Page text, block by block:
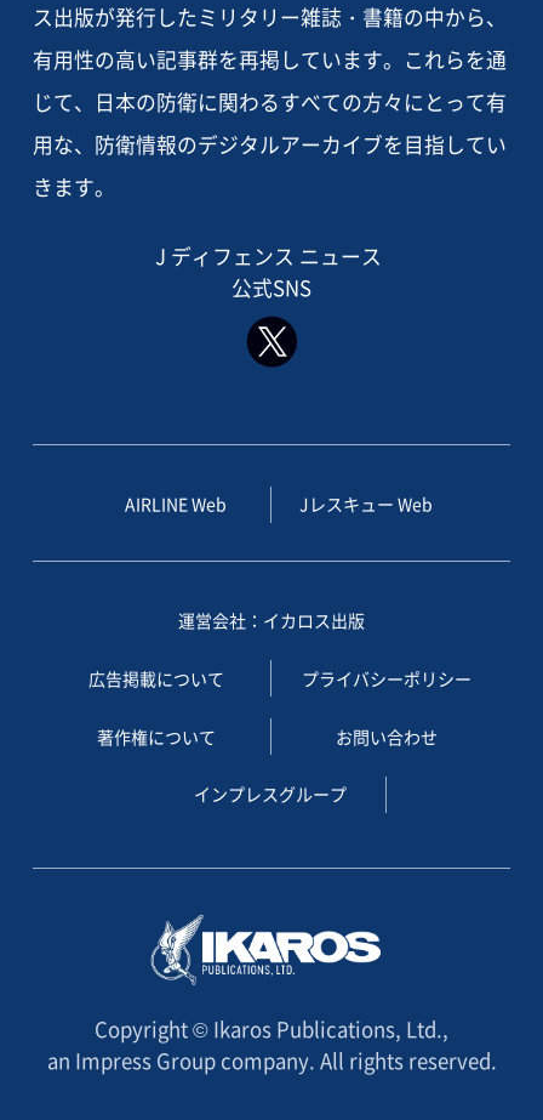
ス出版が発行したミリタリー雑誌・書籍の中から、
有用性の高い記事群を再掲しています。これらを通
じて、日本の防衛に関わるすべての方々にとって有
用な、防衛情報のデジタルアーカイブを目指してい
きます。
J ディフェンス ニュース
公式SNS
AIRLINE Web Jレスキュー Web
運営会社：イカロス出版
広告掲載について プライバシーポリシー
著作権について お問い合わせ
インプレスグループ
Copyright © Ikaros Publications, Ltd.,
an Impress Group company. All rights reserved.